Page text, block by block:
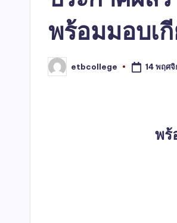
พร้อมมอบเ
etbcollege 14 พฤศ
พร้